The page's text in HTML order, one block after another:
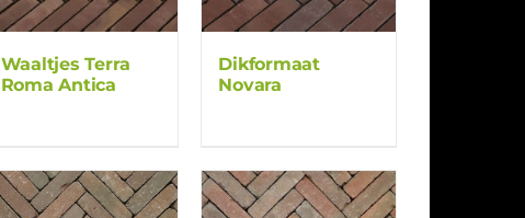
Waaltjes Terra
Roma Antica
Dikformaat
Novara